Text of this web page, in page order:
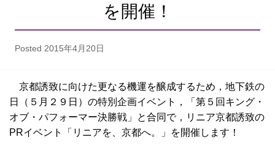
を開催！
Posted 2015年4月20日
京都誘致に向けた更なる機運を醸成するため，地下鉄の
日（５月２９日）の特別企画イベント，「第５回キング・
オブ・パフォーマー決勝戦」と合同で，リニア京都誘致の
PRイベント「リニアを、京都へ。」を開催します！